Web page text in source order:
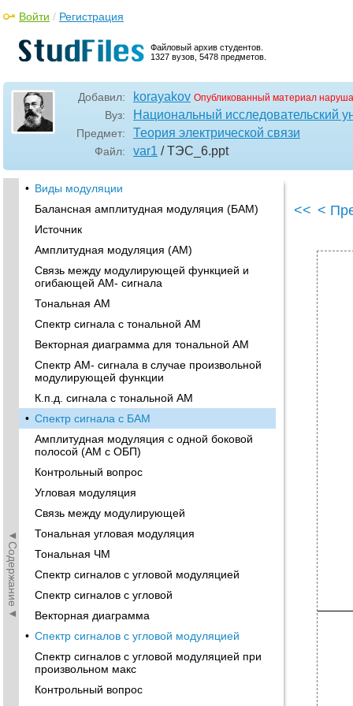
Файловый архив студентов.
1327 вузов, 5478 предметов.
Войти / Регистрация
Добавил: korayakov Опубликованный материал
Вуз: Национальный исследовательский
Предмет: Теория электрической связи
Файл: var1 / ТЭС_6.ppt
◄Содержание◄
• Виды модуляции
Балансная амплитудная модуляция (БАМ)
Источник
Амплитудная модуляция (АМ)
Связь между модулирующей функцией и
огибающей АМ- сигнала
Тональная АМ
Спектр сигнала с тональной АМ
Векторная диаграмма для тональной АМ
Спектр АМ- сигнала в случае произвольной
модулирующей функции
К.п.д. сигнала с тональной АМ
• Спектр сигнала с БАМ
Амплитудная модуляция с одной боковой
полосой (АМ с ОБП)
Контрольный вопрос
Угловая модуляция
Связь между модулирующей
Тональная угловая модуляция
Тональная ЧМ
Спектр сигналов с угловой модуляцией
Спектр сигналов с угловой
Векторная диаграмма
• Спектр сигналов с угловой модуляцией
Спектр сигналов с угловой модуляцией при
произвольном макс
Контрольный вопрос
<< <